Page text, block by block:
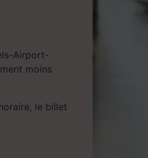
Airport-
moins
le billet